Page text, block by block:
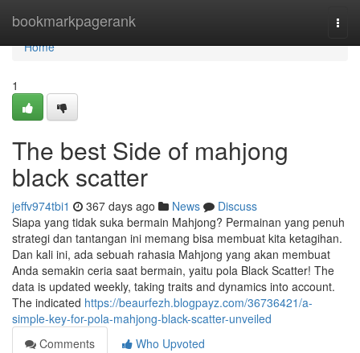
bookmarkpagerank
Home
Home
1
The best Side of mahjong
black scatter
jeffv974tbi1 367 days ago News
Discuss
Siapa yang tidak suka bermain Mahjong? Permainan yang penuh
strategi dan tantangan ini memang bisa membuat kita ketagihan.
Dan kali ini, ada sebuah rahasia Mahjong yang akan membuat
Anda semakin ceria saat bermain, yaitu pola Black Scatter! The
data is updated weekly, taking traits and dynamics into account.
The indicated https://beaurfezh.blogpayz.com/36736421/a-
simple-key-for-pola-mahjong-black-scatter-unveiled
Comments
Who Upvoted